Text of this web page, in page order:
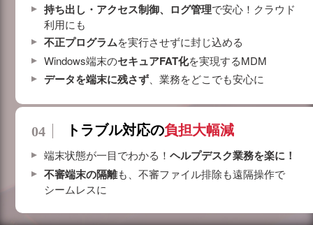
持ち出し・アクセス制御、ログ管理で安心！クラウド
利用にも
不正プログラムを実行させずに封じ込める
Windows端末のセキュアFAT化を実現するMDM
データを端末に残さず、業務をどこでも安心に
トラブル対応の負担大幅減
端末状態が一目でわかる！ ヘルプデスク業務を楽に！
不審端末の隔離も、不審ファイル排除も遠隔操作で
シームレスに